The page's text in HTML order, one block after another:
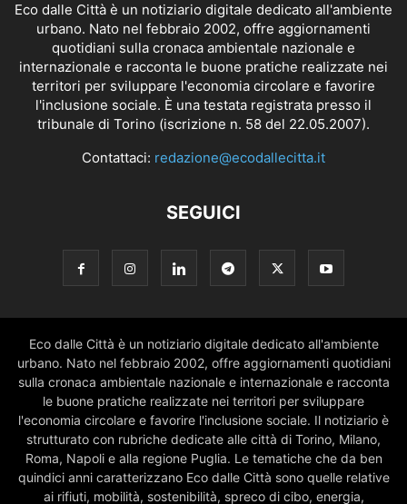
Eco dalle Città è un notiziario digitale dedicato all'ambiente
urbano. Nato nel febbraio 2002, offre aggiornamenti
quotidiani sulla cronaca ambientale nazionale e
internazionale e racconta le buone pratiche realizzate nei
territori per sviluppare l'economia circolare e favorire
l'inclusione sociale. È una testata registrata presso il
tribunale di Torino (iscrizione n. 58 del 22.05.2007).
Contattaci: redazione@ecodallecitta.it
SEGUICI
Eco dalle Città è un notiziario digitale dedicato all'ambiente
urbano. Nato nel febbraio 2002, offre aggiornamenti quotidiani
sulla cronaca ambientale nazionale e internazionale e racconta
le buone pratiche realizzate nei territori per sviluppare
l'economia circolare e favorire l'inclusione sociale. Il notiziario è
strutturato con rubriche dedicate alle città di Torino, Milano,
Roma, Napoli e alla regione Puglia. Le tematiche che da ben
quindici anni caratterizzano Eco dalle Città sono quelle relative
ai rifiuti, mobilità, sostenibilità, spreco di cibo, energia,